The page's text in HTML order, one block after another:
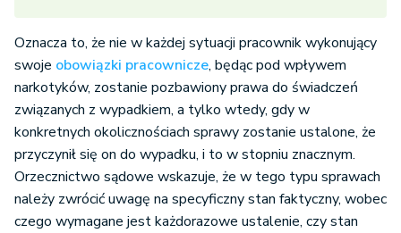
Oznacza to, że nie w każdej sytuacji pracownik wykonujący
swoje obowiązki pracownicze, będąc pod wpływem
narkotyków, zostanie pozbawiony prawa do świadczeń
związanych z wypadkiem, a tylko wtedy, gdy w
konkretnych okolicznościach sprawy zostanie ustalone, że
przyczynił się on do wypadku, i to w stopniu znacznym.
Orzecznictwo sądowe wskazuje, że w tego typu sprawach
należy zwrócić uwagę na specyficzny stan faktyczny, wobec
czego wymagane jest każdorazowe ustalenie, czy stan